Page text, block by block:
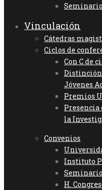
Vinculación
Cátedras
Ciclos de
Con C de
Jóvenes
Premios
Presencia
la
Convenios
Instituto
H.